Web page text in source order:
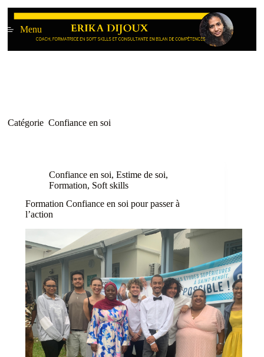
Passer
au
contenu
Menu
Catégorie Confiance en soi
Confiance en soi, Estime de soi,
Formation, Soft skills
Formation Confiance en soi pour passer à
l’action